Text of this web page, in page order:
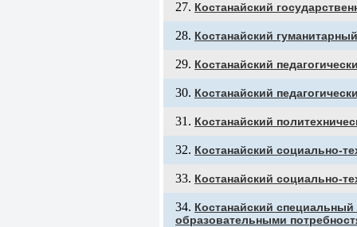
Костанайский
Костанайский
Костанайский
Костанайский
Костанайский
Костанайский социально-
Костанайский социально-
Костанайский
образовательными